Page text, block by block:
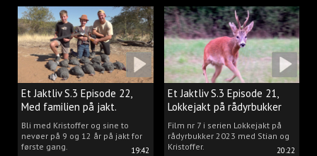
19:42
Et Jaktliv S.3 Episode 22,
Med familien på jakt.
Bli med Kristoffer og sine to
nevøer på 9 og 12 år på jakt for
første gang.
20:22
Et Jaktliv S.3 Episode 21,
Lokkejakt på rådyrbukker
med Stian og Kristoffer
Film nr 7 i serien Lokkejakt på
rådyrbukker 2023 med Stian og
Kristoffer.